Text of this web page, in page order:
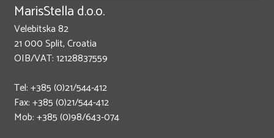
MarisStella d.o.o.
Velebitska 82
21 000 Split, Croatia
OIB/VAT: 12128837559
Tel: +385 (0)21/544-412
Fax: +385 (0)21/544-412
Mob: +385 (0)98/643-074